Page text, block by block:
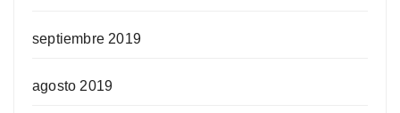
septiembre 2019
agosto 2019